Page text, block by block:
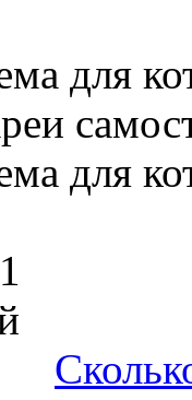
для
для